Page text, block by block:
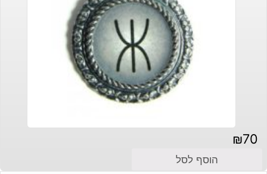
₪70
הוסף לסל